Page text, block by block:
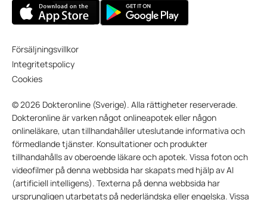
Försäljningsvillkor
Integritetspolicy
Cookies
© 2026 Dokteronline (Sverige). Alla rättigheter reserverade.
Dokteronline är varken något onlineapotek eller någon
onlineläkare, utan tillhandahåller uteslutande informativa och
förmedlande tjänster. Konsultationer och produkter
tillhandahålls av oberoende läkare och apotek. Vissa foton och
videofilmer på denna webbsida har skapats med hjälp av AI
(artificiell intelligens). Texterna på denna webbsida har
ursprungligen utarbetats på nederländska eller engelska. Vissa